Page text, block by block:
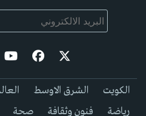
الكويت الشرق الاوسط
رياضة
فنون وثقافة صحة